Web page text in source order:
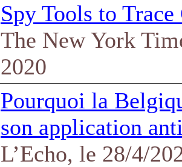
Spy Tools to
The New York
2020
Pourquoi la
son application
L’Echo, le 28/4/